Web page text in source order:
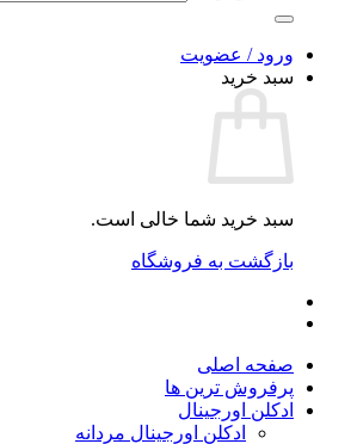
ورود / عضویت
سبد خرید
سبد خرید شما خالی است.
بازگشت به فروشگاه
صفحه اصلی
پرفروش ترین ها
ادکلن اورجینال
ادکلن اورجینال مردانه